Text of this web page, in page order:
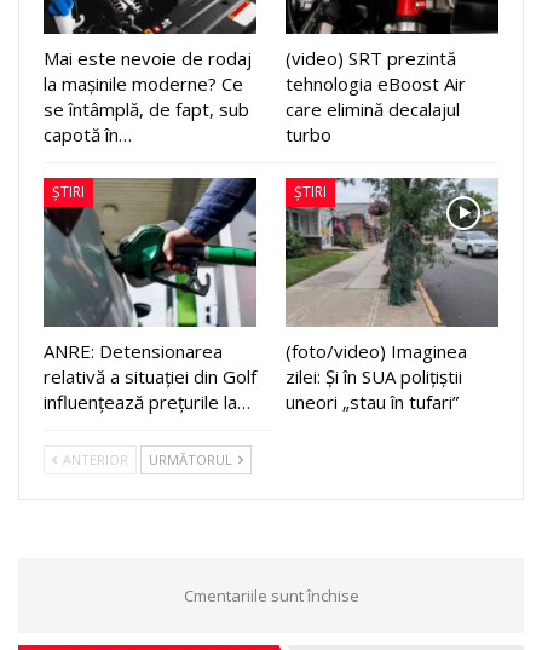
Mai este nevoie de rodaj
la mașinile moderne? Ce
se întâmplă, de fapt, sub
capotă în…
(video) SRT prezintă
tehnologia eBoost Air
care elimină decalajul
turbo
ȘTIRI
ANRE: Detensionarea
relativă a situației din Golf
influențează prețurile la…
ȘTIRI
(foto/video) Imaginea
zilei: Și în SUA polițiștii
uneori „stau în tufari”
ANTERIOR URMĂTORUL
Cmentariile sunt închise